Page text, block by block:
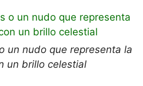
un nudo que representa la
un brillo celestial